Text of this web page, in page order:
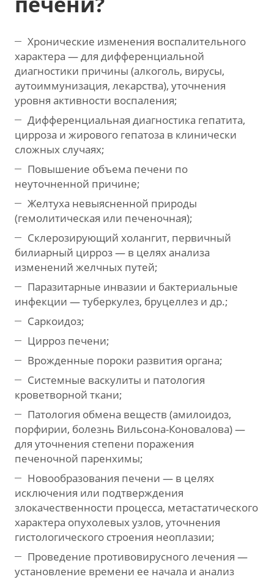
Хронические изменения воспалительного
характера — для дифференциальной
диагностики причины (алкоголь, вирусы,
аутоиммунизация, лекарства), уточнения
уровня активности воспаления;
Дифференциальная диагностика гепатита,
цирроза и жирового гепатоза в клинически
сложных случаях;
Повышение объема печени по
неуточненной причине;
Желтуха невыясненной природы
(гемолитическая или печеночная);
Склерозирующий холангит, первичный
билиарный цирроз — в целях анализа
изменений желчных путей;
Паразитарные инвазии и бактериальные
инфекции — туберкулез, бруцеллез и др.;
Саркоидоз;
Цирроз печени;
Врожденные пороки развития органа;
Системные васкулиты и патология
кроветворной ткани;
Патология обмена веществ (амилоидоз,
порфирии, болезнь Вильсона-Коновалова) —
для уточнения степени поражения
печеночной паренхимы;
Новообразования печени — в целях
исключения или подтверждения
злокачественности процесса, метастатического
характера опухолевых узлов, уточнения
гистологического строения неоплазии;
Проведение противовирусного лечения —
установление времени ее начала и анализ